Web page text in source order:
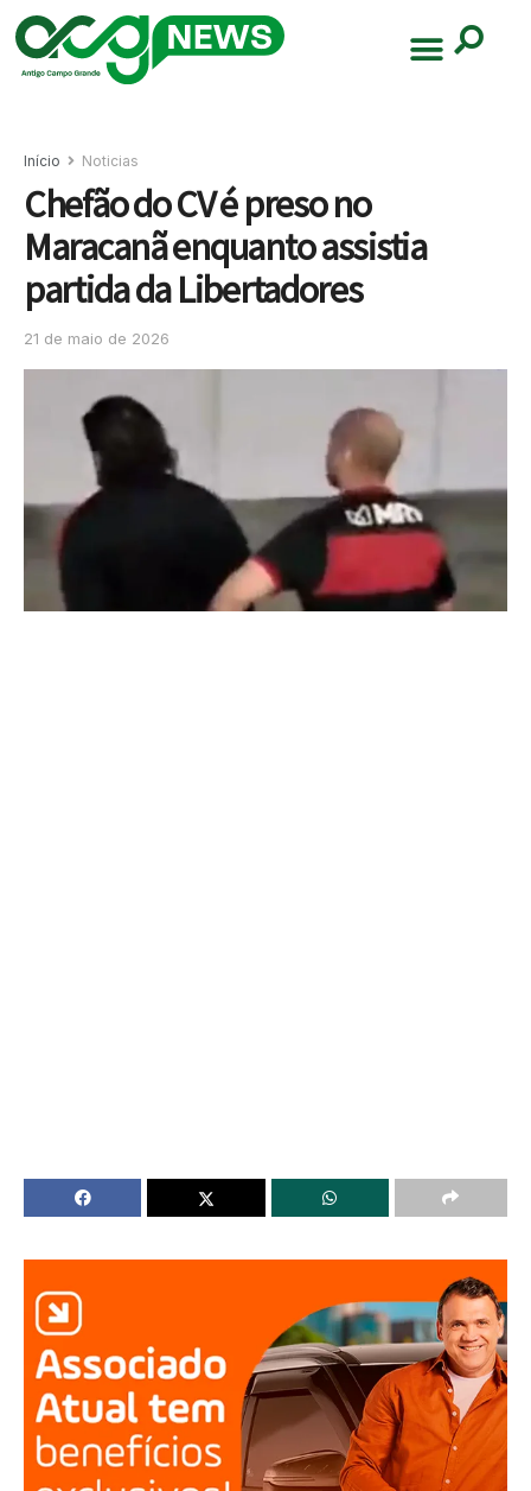
Início Noticias
Chefão do CV é preso no
Maracanã enquanto assistia
partida da Libertadores
21 de maio de 2026